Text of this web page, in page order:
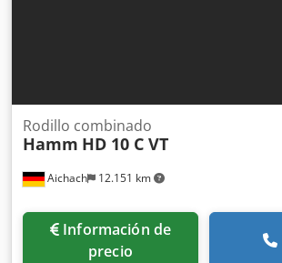
Aichach 12.151 km
Rodillo combinado
Hamm HD 10 C VT
Información de
precio